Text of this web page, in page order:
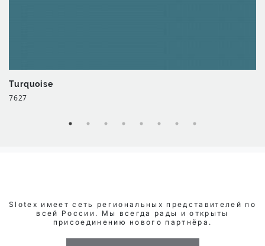
Turquoise
7627
Slotex имеет сеть региональных представителей по
всей России. Мы всегда рады и открыты
присоединению нового партнёра.